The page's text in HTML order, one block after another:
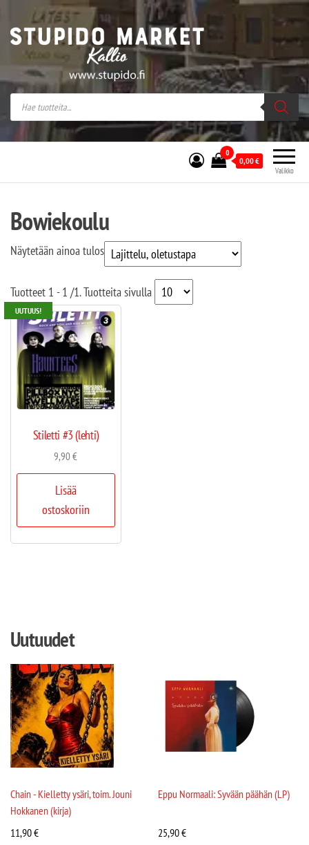
Stupido Market – verkossa ja kivijalassa
Stupido Market on vaihtoehtomusaan
erikoistunut verkko- sekä
kivijalkakauppa Helsingissä Kallion
sydämessä.
Valikko
0
0,00€
Bowiekoulu
Näytetään ainoa tulos
Tuotteet 1 - 1 /1. Tuotteita sivulla
UUTUUS!
Stiletti #3 (lehti)
9,90€
Lisää
ostoskoriin
Uutuudet
Chain - Kielletty ysäri, toim. Jouni
Hokkanen (kirja)
11,90€
Eppu Normaali: Syvään päähän (LP)
25,90€